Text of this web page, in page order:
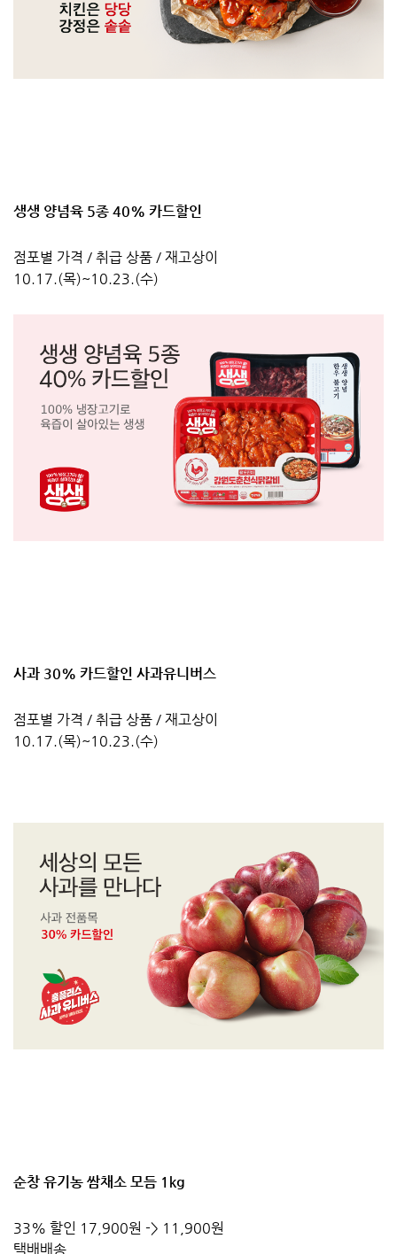
생생 양념육 5종 40% 카드할인
점포별 가격 / 취급 상품 / 재고상이
10.17.(목)~10.23.(수)
사과 30% 카드할인 사과유니버스
점포별 가격 / 취급 상품 / 재고상이
10.17.(목)~10.23.(수)
순창 유기농 쌈채소 모듬 1kg
33% 할인 17,900원 -> 11,900원
택배배송